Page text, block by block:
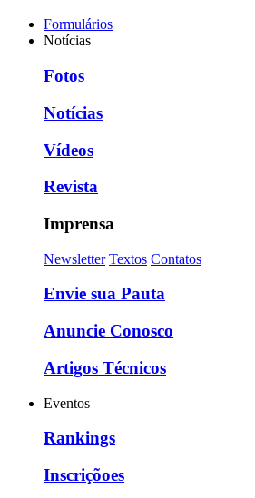
Formulários
Notícias
Fotos
Notícias
Vídeos
Revista
Imprensa
Newsletter Textos Contatos
Envie sua Pauta
Anuncie Conosco
Artigos Técnicos
Eventos
Rankings
Inscriçõoes